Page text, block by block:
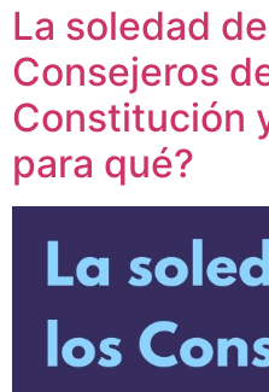
La soledad
Consejeros
Constitución
para qué?